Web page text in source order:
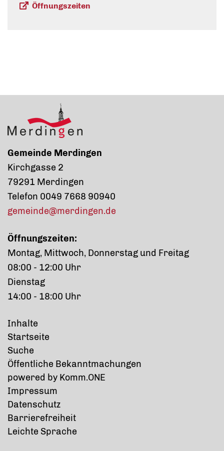
Öffnungszeiten
Gemeinde Merdingen
Kirchgasse 2
79291 Merdingen
Telefon 0049 7668 90940
gemeinde@merdingen.de
Öffnungszeiten:
Montag, Mittwoch, Donnerstag und Freitag
08:00 - 12:00 Uhr
Dienstag
14:00 - 18:00 Uhr
Inhalte
Startseite
Suche
Öffentliche Bekanntmachungen
powered by Komm.ONE
Impressum
Datenschutz
Barrierefreiheit
Leichte Sprache